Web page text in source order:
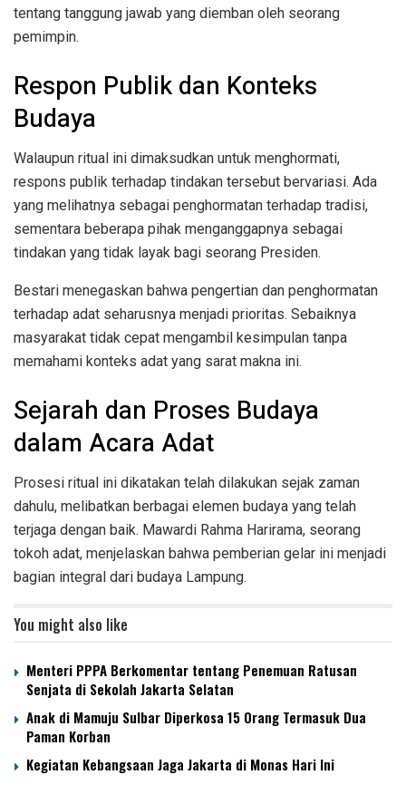
tentang tanggung jawab yang diemban oleh seorang
pemimpin.
Respon Publik dan Konteks
Budaya
Walaupun ritual ini dimaksudkan untuk menghormati,
respons publik terhadap tindakan tersebut bervariasi. Ada
yang melihatnya sebagai penghormatan terhadap tradisi,
sementara beberapa pihak menganggapnya sebagai
tindakan yang tidak layak bagi seorang Presiden.
Bestari menegaskan bahwa pengertian dan penghormatan
terhadap adat seharusnya menjadi prioritas. Sebaiknya
masyarakat tidak cepat mengambil kesimpulan tanpa
memahami konteks adat yang sarat makna ini.
Sejarah dan Proses Budaya
dalam Acara Adat
Prosesi ritual ini dikatakan telah dilakukan sejak zaman
dahulu, melibatkan berbagai elemen budaya yang telah
terjaga dengan baik. Mawardi Rahma Harirama, seorang
tokoh adat, menjelaskan bahwa pemberian gelar ini menjadi
bagian integral dari budaya Lampung.
You might also like
Menteri PPPA Berkomentar tentang Penemuan Ratusan
Senjata di Sekolah Jakarta Selatan
Anak di Mamuju Sulbar Diperkosa 15 Orang Termasuk Dua
Paman Korban
Kegiatan Kebangsaan Jaga Jakarta di Monas Hari Ini